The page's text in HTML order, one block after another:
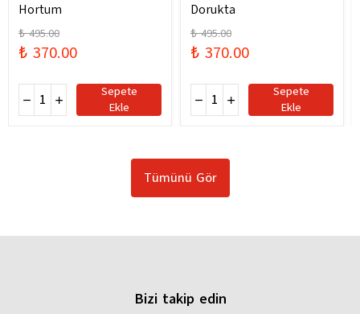
Hortum
₺ 495.00
₺ 370.00
Sepete
Ekle
Dorukta
₺ 495.00
₺ 370.00
Sepete
Ekle
Tümünü Gör
Bizi takip edin